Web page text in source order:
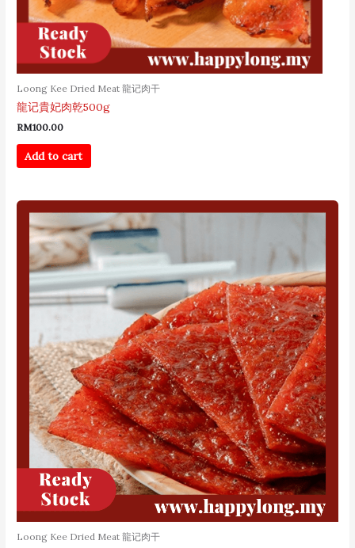
Loong Kee Dried Meat 龍记肉干
龍记貴妃肉乾500g
RM100.00
Add to cart
Loong Kee Dried Meat 龍记肉干